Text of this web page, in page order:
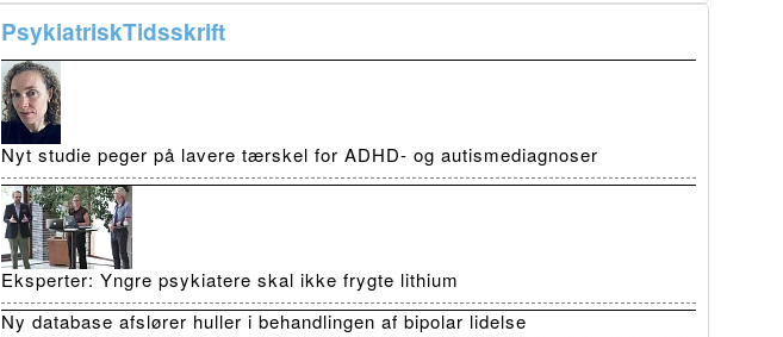
PsykiatriskTidsskrift
Nyt studie peger på lavere tærskel for ADHD- og autismediagnoser
Eksperter: Yngre psykiatere skal ikke frygte lithium
Ny database afslører huller i behandlingen af bipolar lidelse